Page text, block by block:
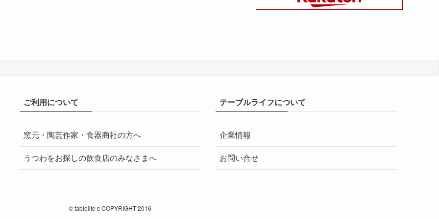
ご利用について
窯元・陶芸作家・食器商社の方へ
うつわをお探しの飲食店のみなさまへ
テーブルライフについて
企業情報
お問い合せ
©tablelife c COPYRIGHT 2016